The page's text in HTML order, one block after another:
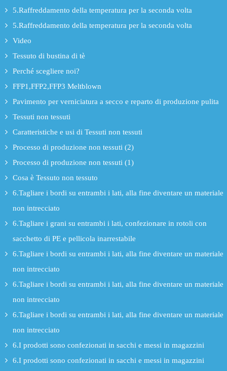
5.Raffreddamento della temperatura per la seconda volta
5.Raffreddamento della temperatura per la seconda volta
Video
Tessuto di bustina di tè
Perché scegliere noi?
FFP1,FFP2,FFP3 Meltblown
Pavimento per verniciatura a secco e reparto di produzione pulita
Tessuti non tessuti
Caratteristiche e usi di Tessuti non tessuti
Processo di produzione non tessuti (2)
Processo di produzione non tessuti (1)
Cosa è Tessuto non tessuto
6.Tagliare i bordi su entrambi i lati, alla fine diventare un materiale
non intrecciato
6.Tagliare i grani su entrambi i lati, confezionare in rotoli con
sacchetto di PE e pellicola inarrestabile
6.Tagliare i bordi su entrambi i lati, alla fine diventare un materiale
non intrecciato
6.Tagliare i bordi su entrambi i lati, alla fine diventare un materiale
non intrecciato
6.Tagliare i bordi su entrambi i lati, alla fine diventare un materiale
non intrecciato
6.I prodotti sono confezionati in sacchi e messi in magazzini
6.I prodotti sono confezionati in sacchi e messi in magazzini